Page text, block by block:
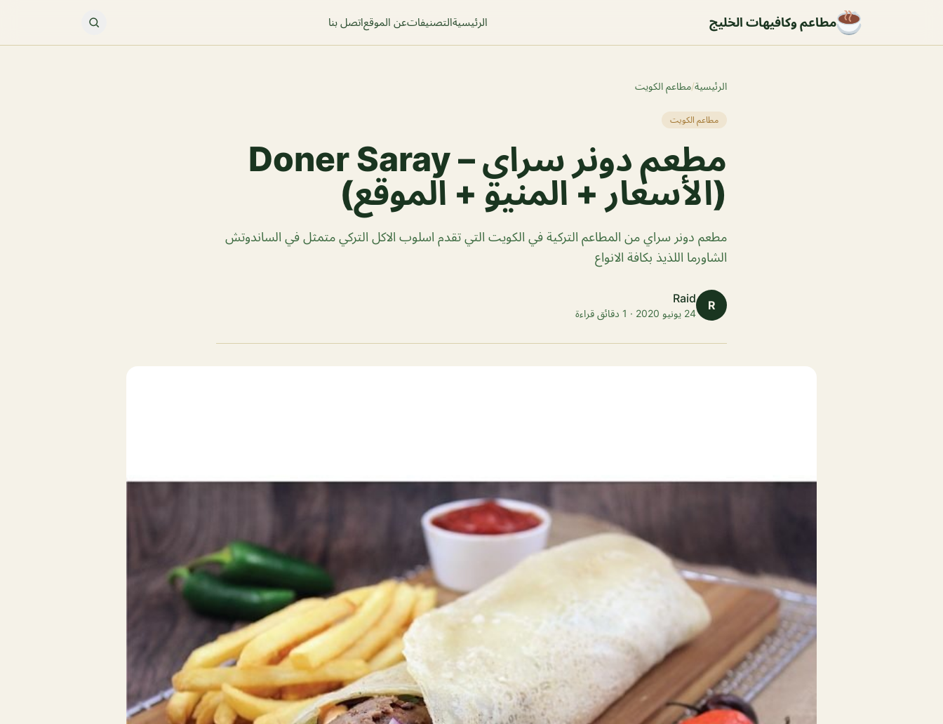
مطاعم وكافيهات الخليج الرئيسيةالتصنيفاتعن الموقعاتصل بنا
الرئيسية/مطاعم الكويت
مطاعم الكويت
مطعم دونر سراي – Doner Saray
(الأسعار + المنيو + الموقع)
مطعم دونر سراي من المطاعم التركية في الكويت التي تقدم اسلوب الاكل التركي متمثل في الساندوتش
الشاورما اللذيذ بكافة الانواع
R
Raid
24 يونيو 2020 · 1 دقائق قراءة